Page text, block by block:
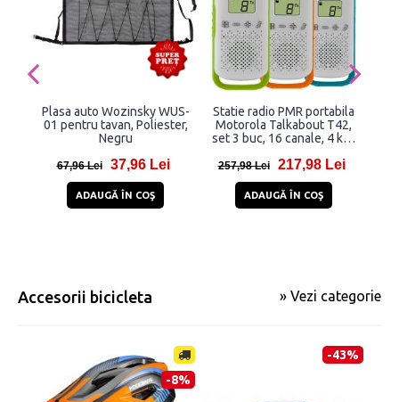
Plasa auto Wozinsky WUS-
01 pentru tavan, Poliester,
Negru
67,96 Lei 37,96 Lei
ADAUGĂ ÎN COŞ
Statie radio PMR portabila
Motorola Talkabout T42,
set 3 buc, 16 canale, 4 km,
257,98 Lei 217,98 Lei
ADAUGĂ ÎN COŞ
Accesorii bicicleta » Vezi categorie
-8%
-43%